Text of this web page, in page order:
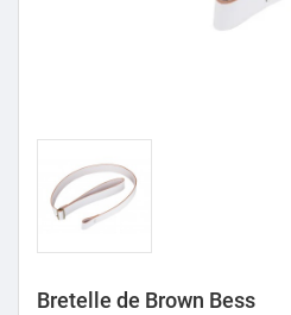
Bretelle de Brown Bess